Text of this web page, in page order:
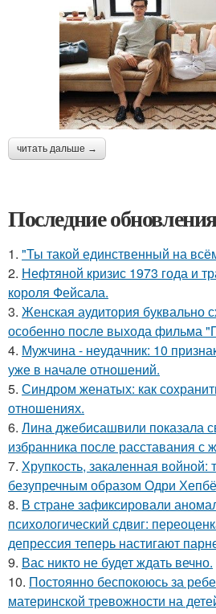
читать дальше →
Последние
1. "Ты такой единственный на
2. Нефтяной кризис 1973 года и
короля Фейсала.
3. Женская аудитория буквально
особенно после выхода фильма
4. Мужчина - неудачник: 10
уже в начале отношений.
5. Синдром женатых: как
отношениях.
6. Лина джебисашвили показала
избранника после расставания с
7. Хрупкость, закаленная войной:
безупречным образом Одри
8. В стране зафиксировали
психологический сдвиг:
депрессия теперь настигают
9. Вас никто не будет ждать вечно.
10. Постоянно беспокоюсь за
материнской тревожности на